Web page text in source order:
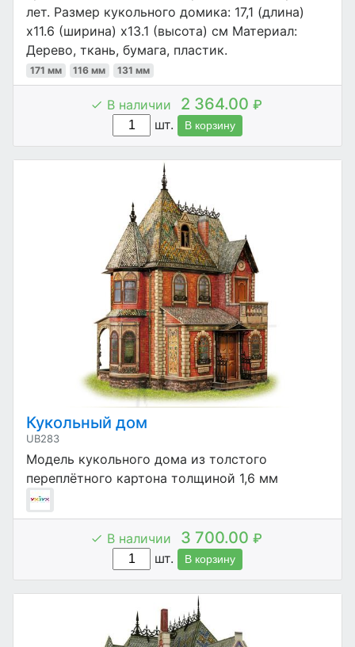
лет. Размер кукольного домика: 17,1 (длина)
x11.6 (ширина) x13.1 (высота) см Материал:
Дерево, ткань, бумага, пластик.
171 мм 116 мм 131 мм
В наличии 2 364.00 ₽
шт.
В корзину
Кукольный дом
UB283
Модель кукольного дома из толстого
переплётного картона толщиной 1,6 мм
В наличии 3 700.00 ₽
шт.
В корзину